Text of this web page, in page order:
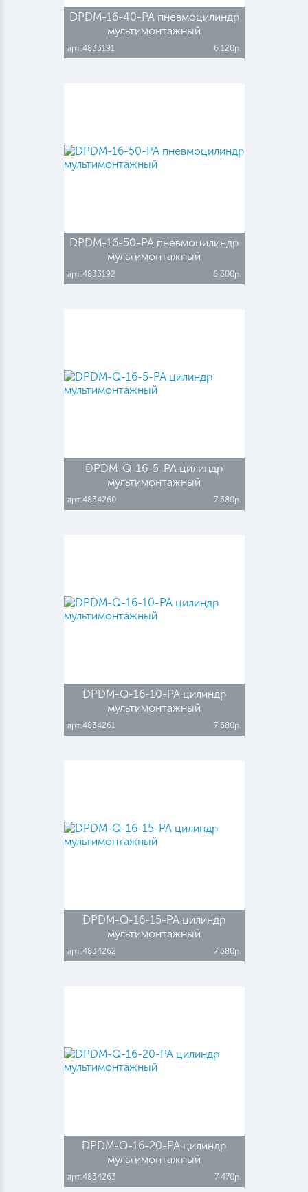
DPDM-16-40-PA пневмоцилиндр
мультимонтажный
арт.4833191 6 120р.
DPDM-16-50-PA пневмоцилиндр
мультимонтажный
арт.4833192 6 300р.
DPDM-Q-16-5-PA цилиндр
мультимонтажный
арт.4834260 7 380р.
DPDM-Q-16-10-PA цилиндр
мультимонтажный
арт.4834261 7 380р.
DPDM-Q-16-15-PA цилиндр
мультимонтажный
арт.4834262 7 380р.
DPDM-Q-16-20-PA цилиндр
мультимонтажный
арт.4834263 7 470р.